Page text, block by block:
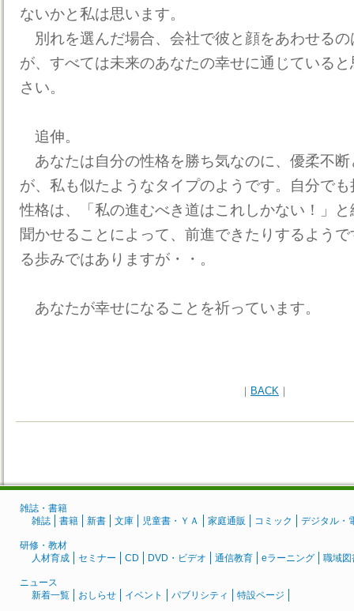
ないかと私は思います。
別れを選んだ場合、会社で彼と顔をあわせる
が、すべては未来のあなたの幸せに通じている
さい。
追伸。
あなたは自分の性格を勝ち気なのに、優柔不断
が、私も似たようなタイプのようです。自分で
性格は、「私の進むべき道はこれしかない！」
聞かせることによって、前進できたりするよう
る歩みではありますが・・。
あなたが幸せになることを祈っています。
｜ BACK ｜
雑誌・書籍
雑誌
書籍 新書 文庫 児童書・ＹＡ 家庭通販 コミック デジタル・
研修・教材
人材育成
セミナー CD DVD・ビデオ 通信教育 eラーニング 職域図
ニュース
新着一覧
おしらせ イベント パブリシティ 特設ページ